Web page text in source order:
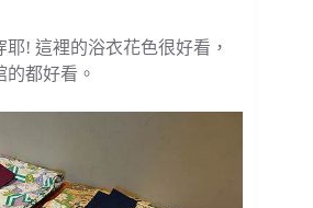
! 這裡的浴衣花色很好看，
的都好看。